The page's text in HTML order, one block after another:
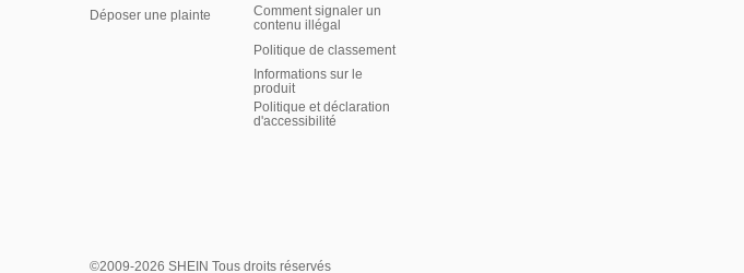
Déposer une plainte
Comment signaler un
contenu illégal
Politique de classement
Informations sur le
produit
Politique et déclaration
d'accessibilité
©2009-2026 SHEIN Tous droits réservés